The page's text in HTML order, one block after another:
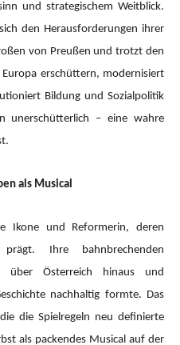
und strategischem Weitblick.
den Herausforderungen ihrer
von Preußen und trotzt den
erschüttern, modernisiert
Bildung und Sozialpolitik
unerschütterlich – eine wahre
als Musical
Ikone und Reformerin, deren
Ihre bahnbrechenden
über Österreich hinaus und
nachhaltig formte. Das
die Spielregeln neu definierte
als packendes Musical auf der